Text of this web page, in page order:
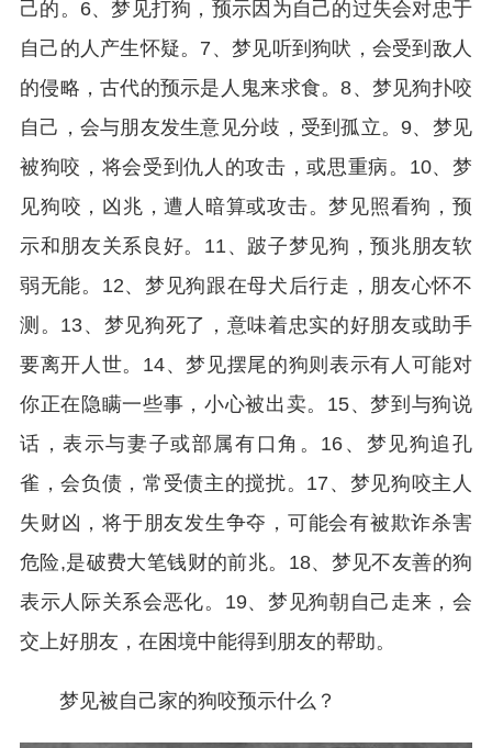
己的。6、梦见打狗，预示因为自己的过失会对忠于
自己的人产生怀疑。7、梦见听到狗吠，会受到敌人
的侵略，古代的预示是人鬼来求食。8、梦见狗扑咬
自己，会与朋友发生意见分歧，受到孤立。9、梦见
被狗咬，将会受到仇人的攻击，或思重病。10、梦
见狗咬，凶兆，遭人暗算或攻击。梦见照看狗，预
示和朋友关系良好。11、跛子梦见狗，预兆朋友软
弱无能。12、梦见狗跟在母犬后行走，朋友心怀不
测。13、梦见狗死了，意味着忠实的好朋友或助手
要离开人世。14、梦见摆尾的狗则表示有人可能对
你正在隐瞒一些事，小心被出卖。15、梦到与狗说
话，表示与妻子或部属有口角。16、梦见狗追孔
雀，会负债，常受债主的搅扰。17、梦见狗咬主人
失财凶，将于朋友发生争夺，可能会有被欺诈杀害
危险,是破费大笔钱财的前兆。18、梦见不友善的狗
表示人际关系会恶化。19、梦见狗朝自己走来，会
交上好朋友，在困境中能得到朋友的帮助。
梦见被自己家的狗咬预示什么？